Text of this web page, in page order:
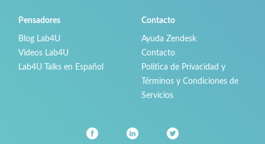
Pensadores
Blog Lab4U
Videos Lab4U
Lab4U Talks en Español
Contacto
Ayuda Zendesk
Contacto
Política de Privacidad y
Términos y Condiciones de
Servicios